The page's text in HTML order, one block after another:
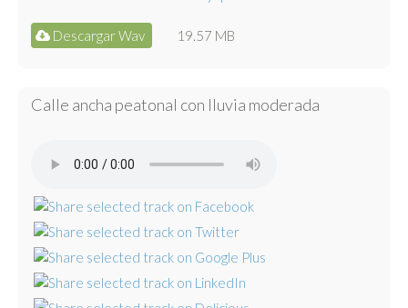
Descargar Wav 19.57 MB
Calle ancha peatonal con lluvia moderada